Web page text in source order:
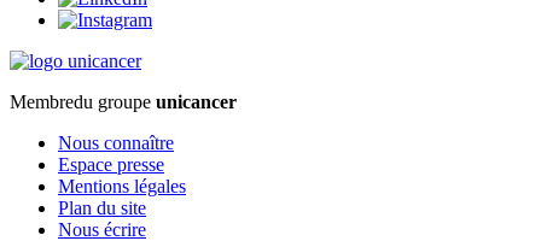
Membredu groupe unicancer
Nous connaître
Espace presse
Mentions légales
Plan du site
Nous écrire